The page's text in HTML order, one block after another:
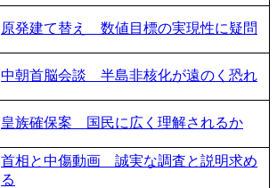
原発建て替え 数値目標の実現性に疑問
中朝首脳会談 半島非核化が遠のく恐れ
皇族確保案 国民に広く理解されるか
首相と中傷動画 誠実な調査と説明求め
る